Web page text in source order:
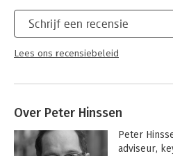
Schrijf een recensie
Lees ons recensiebeleid
Over Peter Hinssen
Peter
adviseur,